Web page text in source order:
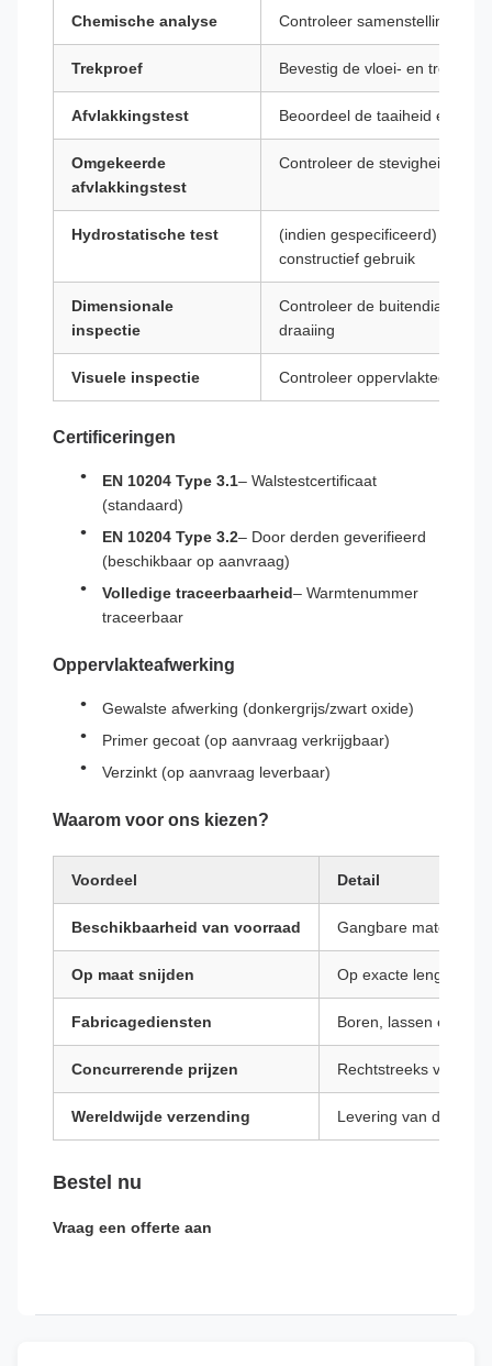
Chemische analyse Controleer samenstelling per
Trekproef Bevestig de vloei- en
Afvlakkingstest Beoordeel de taaiheid en
Omgekeerde
afvlakkingstest
Controleer de stevigheid van
Hydrostatische test
(indien gespecificeerd) –
constructief gebruik
Dimensionale
inspectie
Controleer de
draaiing
Visuele inspectie Controleer
Certificeringen
EN 10204 Type 3.1– Walstestcertificaat
(standaard)
EN 10204 Type 3.2– Door derden geverifieerd
(beschikbaar op aanvraag)
Volledige traceerbaarheid– Warmtenummer
traceerbaar
Oppervlakteafwerking
Gewalste afwerking (donkergrijs/zwart oxide)
Primer gecoat (op aanvraag verkrijgbaar)
Verzinkt (op aanvraag leverbaar)
Waarom voor ons kiezen?
Voordeel Detail
Beschikbaarheid van voorraad Gangbare maten op
Op maat snijden Op exacte lengtes
Fabricagediensten Boren, lassen en
Concurrerende prijzen Rechtstreeks van de
Wereldwijde verzending Levering van deur tot
Bestel nu
Vraag een offerte aan